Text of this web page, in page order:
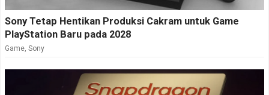
Sony Tetap Hentikan Produksi Cakram untuk Game
PlayStation Baru pada 2028
Game, Sony